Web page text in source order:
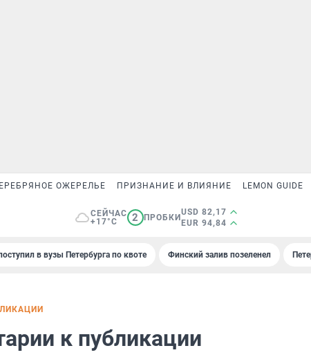
ОЖЕРЕЛЬЕ ПРИЗНАНИЕ И ВЛИЯНИЕ LEMON GUIDE
СЕЙЧАС
+17°C
2 ПРОБКИ
USD 82,17
EUR 94,84
в вузы Петербурга по квоте Финский залив позеленел
к публикации